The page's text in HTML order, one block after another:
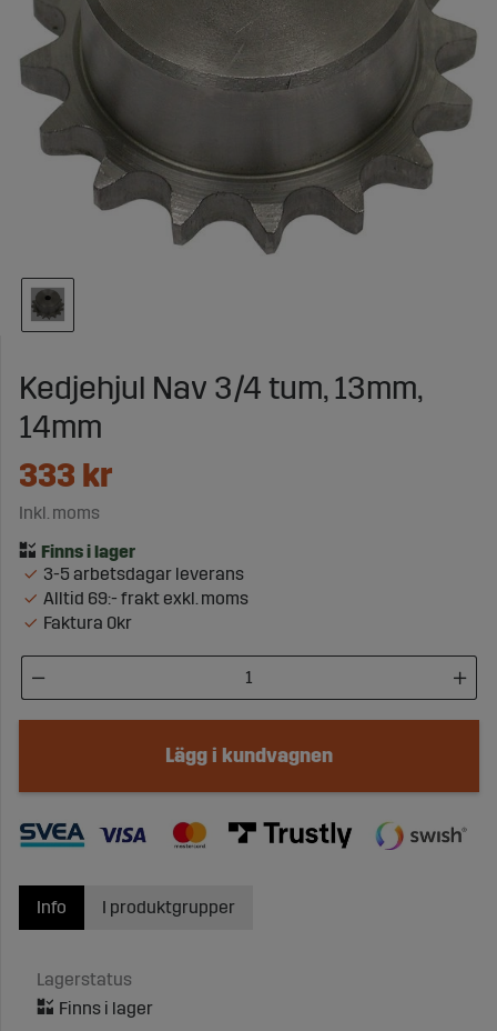
Kedjehjul Nav 3/4 tum, 13mm,
14mm
333 kr
Inkl. moms
3-5 arbetsdagar leverans
Alltid 69:- frakt exkl. moms
Faktura 0kr
Lägg i kundvagnen
Info
Lagerstatus
I produktgrupper